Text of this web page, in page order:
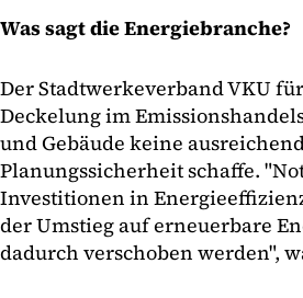
Was sagt die Energiebranche?
Der Stadtwerkeverband VKU
Deckelung im
und Gebäude keine
Planungssicherheit schaffe.
Investitionen in
der Umstieg auf erneuerbare
dadurch verschoben werden",